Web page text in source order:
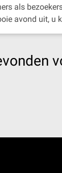
als
avond uit,